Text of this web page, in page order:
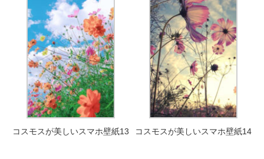
コスモスが美しいスマホ壁紙13 コスモスが美しいスマホ壁紙14